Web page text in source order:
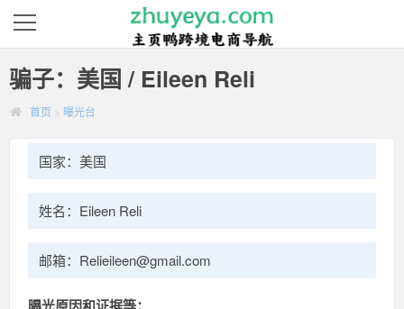
骗子：美国 / Eileen Reli
首页 > 曝光台
国家：美国
姓名：Eileen Reli
邮箱：Relieileen@gmail.com